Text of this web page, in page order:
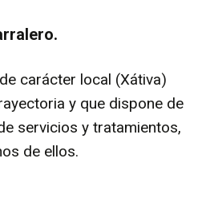
carácter local (Xátiva)
y que dispone de
servicios y tratamientos,
de ellos.